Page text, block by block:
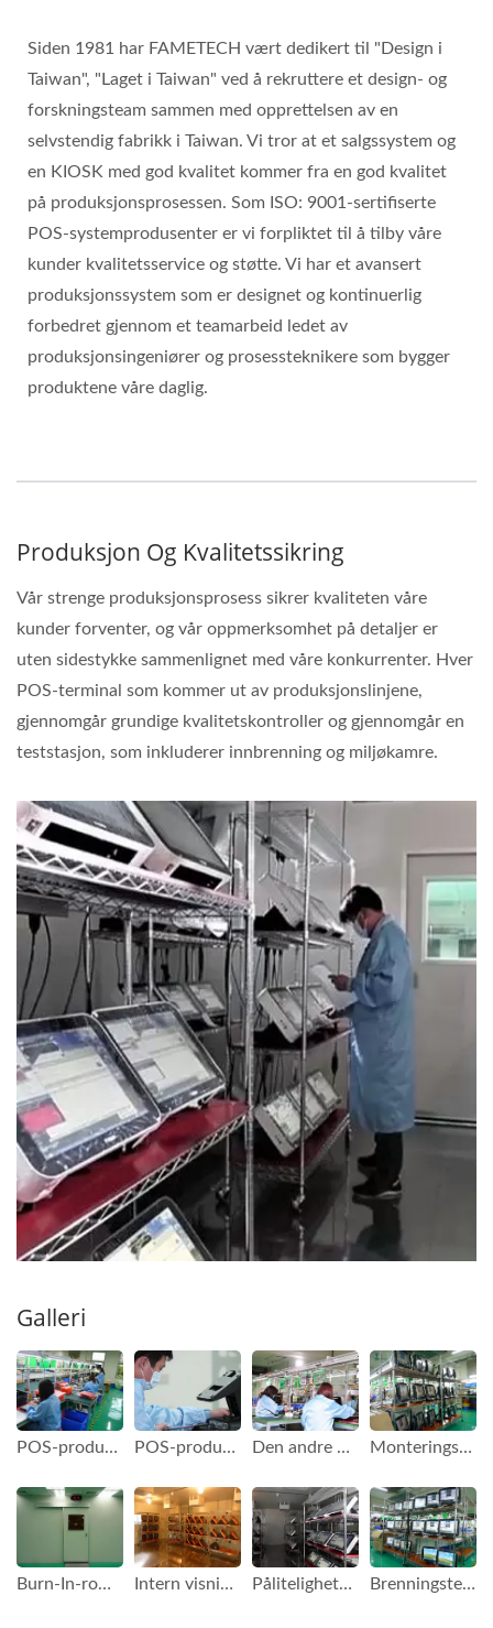
Siden 1981 har FAMETECH vært dedikert til "Design i
Taiwan", "Laget i Taiwan" ved å rekruttere et design- og
forskningsteam sammen med opprettelsen av en
selvstendig fabrikk i Taiwan. Vi tror at et salgssystem og
en KIOSK med god kvalitet kommer fra en god kvalitet
på produksjonsprosessen. Som ISO: 9001-sertifiserte
POS-systemprodusenter er vi forpliktet til å tilby våre
kunder kvalitetsservice og støtte. Vi har et avansert
produksjonssystem som er designet og kontinuerlig
forbedret gjennom et teamarbeid ledet av
produksjonsingeniører og prosessteknikere som bygger
produktene våre daglig.
Produksjon Og Kvalitetssikring
Vår strenge produksjonsprosess sikrer kvaliteten våre
kunder forventer, og vår oppmerksomhet på detaljer er
uten sidestykke sammenlignet med våre konkurrenter. Hver
POS-terminal som kommer ut av produksjonslinjene,
gjennomgår grundige kvalitetskontroller og gjennomgår en
teststasjon, som inkluderer innbrenning og miljøkamre.
Galleri
POS-produktlinjen til FAMETECH (TYSSO) POS-produktet er i monteringsprosessen på fabrikken til FAMETECH (TYSSO). Den andre POS-produktlinjen til FAMETECH (TYSSO). Monteringsprosessen er fullført, og POS-produktene testes
Burn-In-rommet til FAMETECH (TYSSO) Intern visning av Burn-In-rommet Pålitelighetstest av POS-produkter Brenningstester fullført og utfører kvalitetstester av POS-produkter